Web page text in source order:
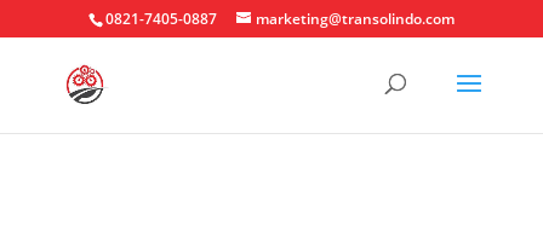
0821-7405-0887 marketing@transolindo.com